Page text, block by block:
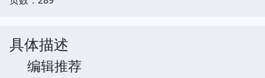
具体描述
编辑推荐